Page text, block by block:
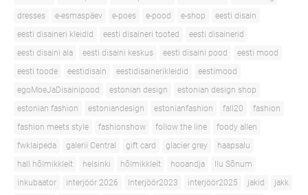
dresses
e-esmaspäev e-poes e-pood e-shop
eesti disain
eesti disaineri kleidid
eesti disaineri tooted
eesti disainerid
eesti disaini ala
eesti disaini keskus eesti disaini pood
eesti mood
eesti toode
eestidisain eestidisainerikleidid
eestimood
egoMoeJaDisainipood
estonian design
estonian design shop
estonian fashion
estoniandesign estonianfashion fall20
fashion
fashion meets style
fashionshow follow the line
foody allen
fwklaipeda
galerii Central gift card glacier grey
haapsalu
hall hõlmikkleit
helsinki hõlmikkleit hooandja
Ilu Sõnum
inkubaator
interjöör 2026 Interjöör2023 interjöör2025 jakid
jakk